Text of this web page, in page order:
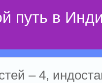
путь в
– 4,